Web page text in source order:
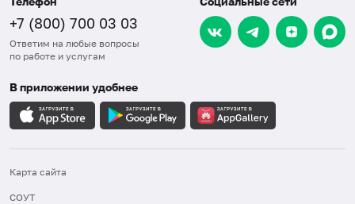
+7 (800) 700 03 03
Ответим на любые вопросы
по работе и услугам
В приложении удобнее
Карта сайта
СОУТ